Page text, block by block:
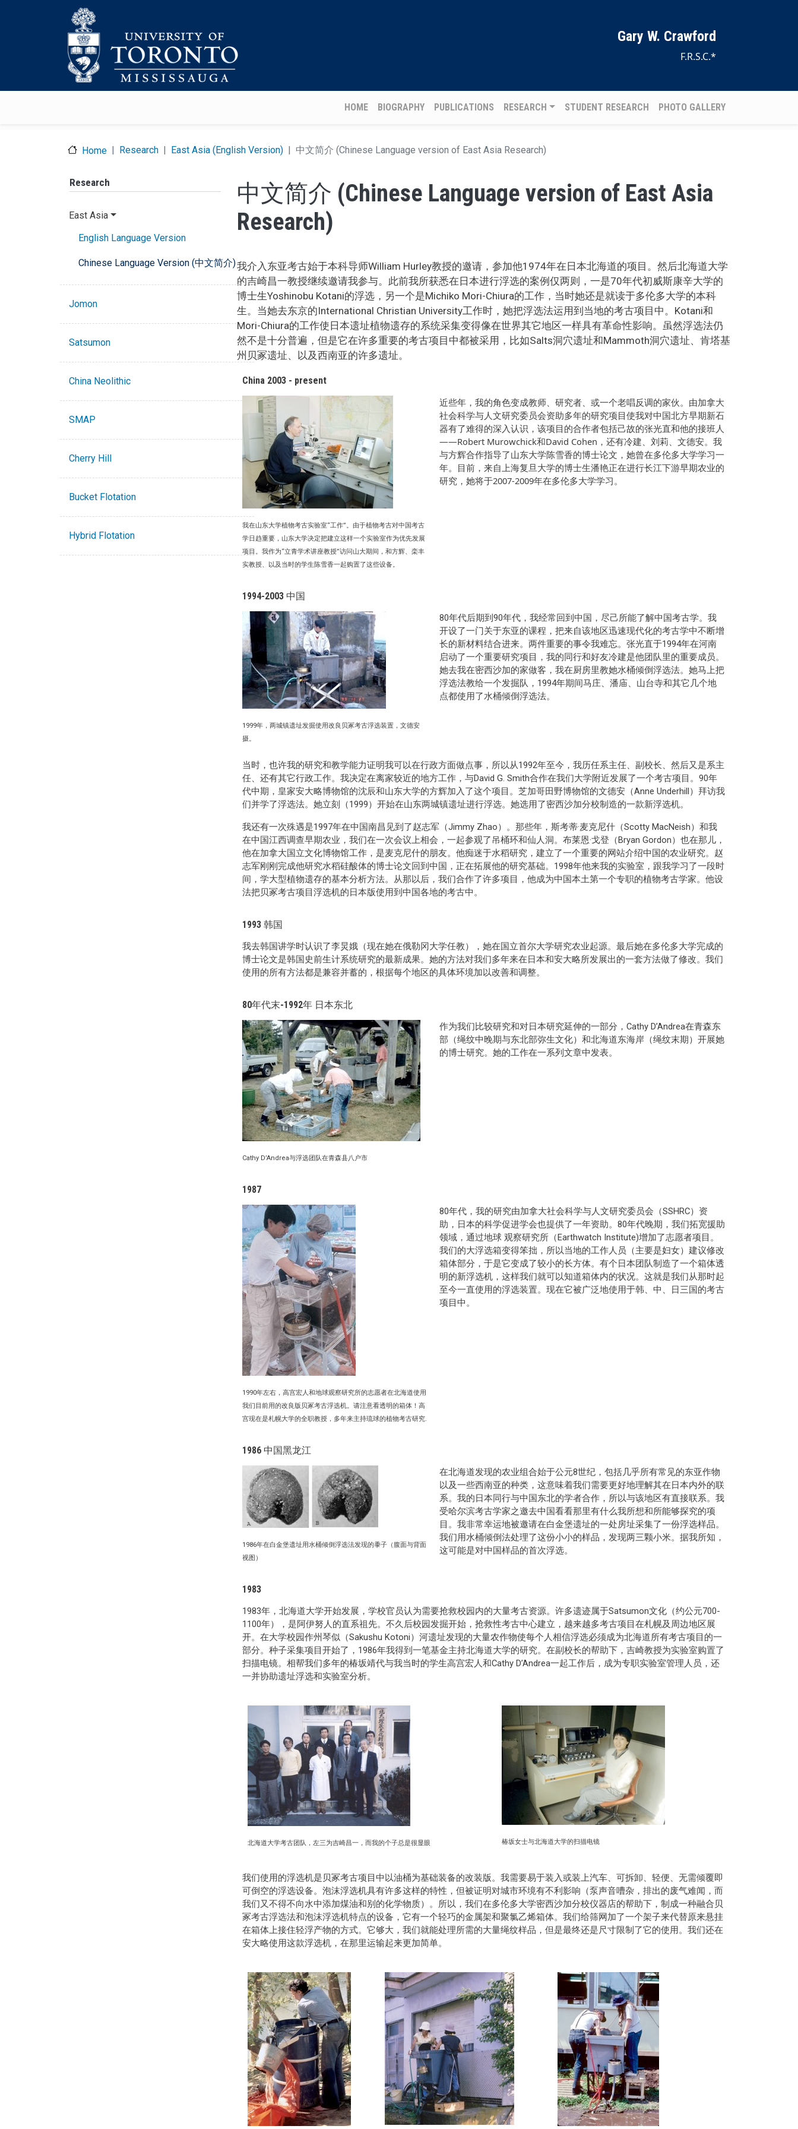
Skip to main content
Gary W. Crawford
F.R.S.C.*
Main navigation
HOME BIOGRAPHY PUBLICATIONS RESEARCH STUDENT RESEARCH PHOTO GALLERY
Home Research East Asia (English Version) 中文简介 (Chinese Language version of East Asia Research)
中文简介 (Chinese Language version of East Asia
Research)
我介入东亚考古始于本科导师William Hurley教授的邀请，参加他1974年在日本北海道的项目。然后北海道大学
的吉崎昌一教授继续邀请我参与。此前我所获悉在日本进行浮选的案例仅两则，一是70年代初威斯康辛大学的
博士生Yoshinobu Kotani的浮选，另一个是Michiko Mori-Chiura的工作，当时她还是就读于多伦多大学的本科
生。当她去东京的International Christian University工作时，她把浮选法运用到当地的考古项目中。Kotani和
Mori-Chiura的工作使日本遗址植物遗存的系统采集变得像在世界其它地区一样具有革命性影响。虽然浮选法仍
然不是十分普遍，但是它在许多重要的考古项目中都被采用，比如Salts洞穴遗址和Mammoth洞穴遗址、肯塔基
州贝冢遗址、以及西南亚的许多遗址。
China 2003 - present
我在山东大学植物考古实验室“工作”。由于植物考古对中国考古
学日趋重要，山东大学决定把建立这样一个实验室作为优先发展
项目。我作为“立青学术讲座教授”访问山大期间，和方辉、栾丰
实教授、以及当时的学生陈雪香一起购置了这些设备。
近些年，我的角色变成教师、研究者、或一个老唱反调的家伙。由加拿大
社会科学与人文研究委员会资助多年的研究项目使我对中国北方早期新石
器有了难得的深入认识，该项目的合作者包括己故的张光直和他的接班人
——Robert Murowchick和David Cohen，还有冷建、刘莉、文德安。我
与方辉合作指导了山东大学陈雪香的博士论文，她曾在多伦多大学学习一
年。目前，来自上海复旦大学的博士生潘艳正在进行长江下游早期农业的
研究，她将于2007-2009年在多伦多大学学习。
1994-2003 中国
1999年，两城镇遗址发掘使用改良贝冢考古浮选装置，文德安
摄。
80年代后期到90年代，我经常回到中国，尽己所能了解中国考古学。我
开设了一门关于东亚的课程，把来自该地区迅速现代化的考古学中不断增
长的新材料结合进来。两件重要的事令我难忘。张光直于1994年在河南
启动了一个重要研究项目，我的同行和好友冷建是他团队里的重要成员。
她去我在密西沙加的家做客，我在厨房里教她水桶倾倒浮选法。她马上把
浮选法教给一个发掘队，1994年期间马庄、潘庙、山台寺和其它几个地
点都使用了水桶倾倒浮选法。
当时，也许我的研究和教学能力证明我可以在行政方面做点事，所以从1992年至今，我历任系主任、副校长、然后又是系主
任、还有其它行政工作。我决定在离家较近的地方工作，与David G. Smith合作在我们大学附近发展了一个考古项目。90年
代中期，皇家安大略博物馆的沈辰和山东大学的方辉加入了这个项目。芝加哥田野博物馆的文德安（Anne Underhill）拜访我
们并学了浮选法。她立刻（1999）开始在山东两城镇遗址进行浮选。她选用了密西沙加分校制造的一款新浮选机。
我还有一次殊遇是1997年在中国南昌见到了赵志军（Jimmy Zhao）。那些年，斯考蒂·麦克尼什（Scotty MacNeish）和我
在中国江西调查早期农业，我们在一次会议上相会，一起参观了吊桶环和仙人洞。布莱恩·戈登（Bryan Gordon）也在那儿，
他在加拿大国立文化博物馆工作，是麦克尼什的朋友。他痴迷于水稻研究，建立了一个重要的网站介绍中国的农业研究。赵
志军刚刚完成他研究水稻硅酸体的博士论文回到中国，正在拓展他的研究基础。1998年他来我的实验室，跟我学习了一段时
间，学大型植物遗存的基本分析方法。从那以后，我们合作了许多项目，他成为中国本土第一个专职的植物考古学家。他设
法把贝冢考古项目浮选机的日本版使用到中国各地的考古中。
1993 韩国
我去韩国讲学时认识了李炅娥（现在她在俄勒冈大学任教），她在国立首尔大学研究农业起源。最后她在多伦多大学完成的
博士论文是韩国史前生计系统研究的最新成果。她的方法对我们多年来在日本和安大略所发展出的一套方法做了修改。我们
使用的所有方法都是兼容并蓄的，根据每个地区的具体环境加以改善和调整。
80年代末-1992年 日本东北
Cathy D’Andrea与浮选团队在青森县八户市
作为我们比较研究和对日本研究延伸的一部分，Cathy D’Andrea在青森东
部（绳纹中晚期与东北部弥生文化）和北海道东海岸（绳纹末期）开展她
的博士研究。她的工作在一系列文章中发表。
1987
1990年左右，高宫宏人和地球观察研究所的志愿者在北海道使用
我们目前用的改良版贝冢考古浮选机。请注意看透明的箱体！高
宫现在是札幌大学的全职教授，多年来主持琉球的植物考古研究.
80年代，我的研究由加拿大社会科学与人文研究委员会（SSHRC）资
助，日本的科学促进学会也提供了一年资助。80年代晚期，我们拓宽援助
领域，通过地球 观察研究所（Earthwatch Institute)增加了志愿者项目。
我们的大浮选箱变得笨拙，所以当地的工作人员（主要是妇女）建议修改
箱体部分，于是它变成了较小的长方体。有个日本团队制造了一个箱体透
明的新浮选机，这样我们就可以知道箱体内的状况。这就是我们从那时起
至今一直使用的浮选装置。现在它被广泛地使用于韩、中、日三国的考古
项目中。
1986 中国黑龙江
1986年在白金堡遗址用水桶倾倒浮选法发现的黍子（腹面与背面
视图）
在北海道发现的农业组合始于公元8世纪，包括几乎所有常见的东亚作物
以及一些西南亚的种类，这意味着我们需要更好地理解其在日本内外的联
系。我的日本同行与中国东北的学者合作，所以与该地区有直接联系。我
受哈尔滨考古学家之邀去中国看看那里有什么我所想和所能够探究的项
目。我非常幸运地被邀请在白金堡遗址的一处房址采集了一份浮选样品。
我们用水桶倾倒法处理了这份小小的样品，发现两三颗小米。据我所知，
这可能是对中国样品的首次浮选。
1983
1983年，北海道大学开始发展，学校官员认为需要抢救校园内的大量考古资源。许多遗迹属于Satsumon文化（约公元700-
1100年），是阿伊努人的直系祖先。不久后校园发掘开始，抢救性考古中心建立，越来越多考古项目在札幌及周边地区展
开。在大学校园作州琴似（Sakushu Kotoni）河遗址发现的大量农作物使每个人相信浮选必须成为北海道所有考古项目的一
部分。种子采集项目开始了，1986年我得到一笔基金主持北海道大学的研究。在副校长的帮助下，吉崎教授为实验室购置了
扫描电镜。相帮我们多年的椿坂靖代与我当时的学生高宫宏人和Cathy D’Andrea一起工作后，成为专职实验室管理人员，还
一并协助遗址浮选和实验室分析。
北海道大学考古团队，左三为吉崎昌一，而我的个子总是很显眼 椿坂女士与北海道大学的扫描电镜
我们使用的浮选机是贝冢考古项目中以油桶为基础装备的改装版。我需要易于装入或装上汽车、可拆卸、轻便、无需倾覆即
可倒空的浮选设备。泡沫浮选机具有许多这样的特性，但被证明对城市环境有不利影响（泵声音嘈杂，排出的废气难闻，而
我们又不得不向水中添加煤油和别的化学物质）。所以，我们在多伦多大学密西沙加分校仪器店的帮助下，制成一种融合贝
冢考古浮选法和泡沫浮选机特点的设备，它有一个轻巧的金属架和聚氯乙烯箱体。我们给筛网加了一个架子来代替原来悬挂
在箱体上接住轻浮产物的方式。它够大，我们就能处理所需的大量绳纹样品，但是最终还是尺寸限制了它的使用。我们还在
安大略使用这款浮选机，在那里运输起来更加简单。
Research
East Asia
English Language Version
Chinese Language Version (中文简介)
Jomon
Satsumon
China Neolithic
SMAP
Cherry Hill
Bucket Flotation
Hybrid Flotation